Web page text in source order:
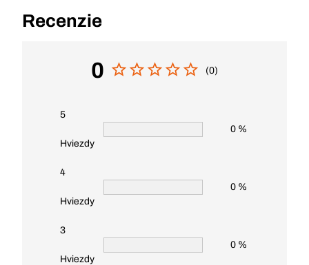
Recenzie
0 (0)
5
Hviezdy
0 %
4
Hviezdy
0 %
3
Hviezdy
0 %